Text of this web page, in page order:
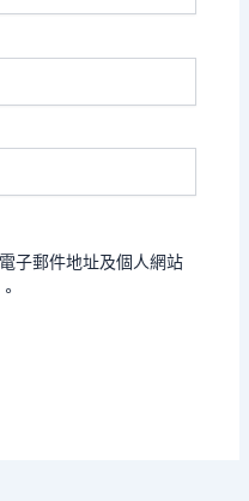
子郵件地址及個人網站